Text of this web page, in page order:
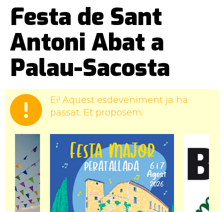
Festa de Sant
Antoni Abat a
Palau-Sacosta
Ei! Aquest esdeveniment ja ha
passat. Et proposem: